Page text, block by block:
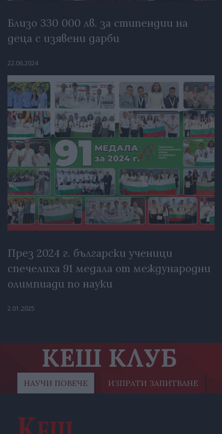
Близо 330 000 лв. за стипендии на
деца с изявени дарби
22.06.2024
През 2024 г. български ученици
спечелиха 91 медала от международни
олимпиади по науки
2.01.2025
КЕШ КЛУБ
НАУЧИ ПОВЕЧЕ ИЗПРАТИ ЗАПИТВАНЕ